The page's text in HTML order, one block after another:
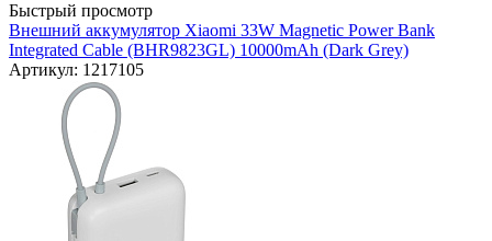
Быстрый просмотр
Внешний аккумулятор Xiaomi 33W Magnetic Power Bank
Integrated Cable (BHR9823GL) 10000mAh (Dark Grey)
Артикул: 1217105